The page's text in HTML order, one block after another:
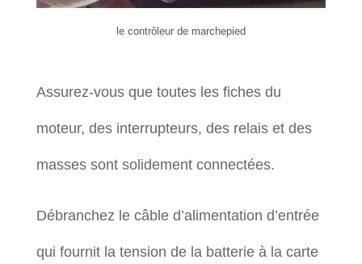
le contrôleur de marchepied
Assurez-vous que toutes les fiches du
moteur, des interrupteurs, des relais et des
masses sont solidement connectées.
Débranchez le câble d’alimentation d’entrée
qui fournit la tension de la batterie à la carte